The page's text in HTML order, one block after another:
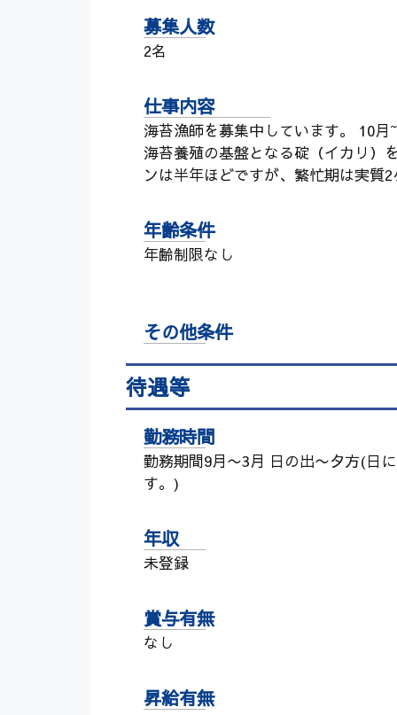
募集人数
2名
仕事内容
海苔漁師を募集中しています。 10
海苔養殖の基盤となる碇（イカリ）
ンは半年ほどですが、繁忙期は実質
年齢条件
年齢制限なし
その他条件
待遇等
勤務時間
勤務期間9月〜3月 日の出〜夕方(日
す。)
年収
未登録
賞与有無
なし
昇給有無